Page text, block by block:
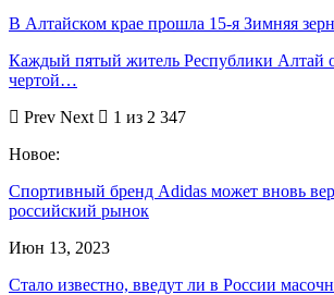
В Алтайском крае прошла 15-я Зимняя
Каждый пятый житель Республики Алтай
чертой…
Prev Next
1 из 2 347
Новое:
Спортивный бренд Adidas может вновь
российский рынок
Июн 13, 2023
Стало известно, введут ли в России